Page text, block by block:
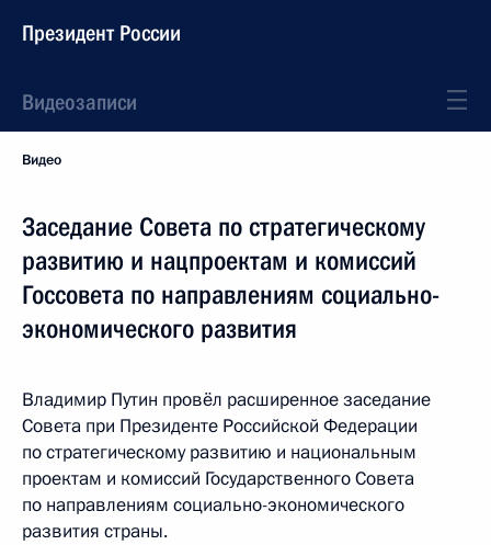
Президент России
Видеозаписи
Видео
Заседание Совета по стратегическому
развитию и нацпроектам и комиссий
Госсовета по направлениям социально-
экономического развития
Владимир Путин провёл расширенное заседание
Совета при Президенте Российской Федерации
по стратегическому развитию и национальным
проектам и комиссий Государственного Совета
по направлениям социально-экономического
развития страны.